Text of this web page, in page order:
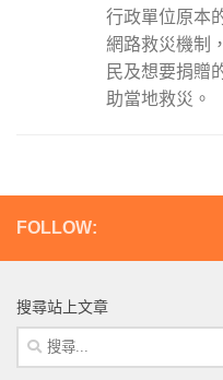
行政單位原本
網路救災機制
民及想要捐贈
助當地救災。
FOLLOW:
搜尋站上文章
搜
尋